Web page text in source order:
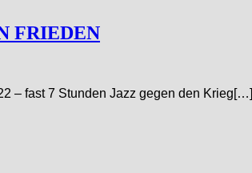
FRIEDEN
– fast 7 Stunden Jazz gegen den Krieg[…]